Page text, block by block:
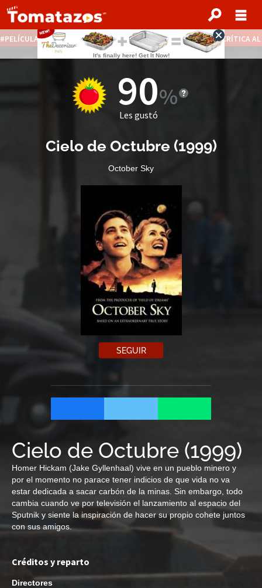
PELÍCULAS STREAMING GRATIS NOTICIAS DESTACADAS CRÍTICA
90
Les gustó
Cielo de Octubre (1999)
October Sky
SEGUIR
Cielo de Octubre (1999)
Homer Hickam (Jake Gyllenhaal) vive en un pueblo minero y
por el momento no parace tener indicios de que vida no va
estar dedicada a sacar carbón de la minas. Sin embargo, todo
cambia cuando ve por televisión el lanzamiento al espacio del
Sputnik y siente la inspiración de hacer su propio cohete juntos
con sus amigos.
Créditos y reparto
Directores